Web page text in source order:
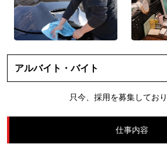
アルバイト・バイト
只今、採用を募集しており
仕事内容